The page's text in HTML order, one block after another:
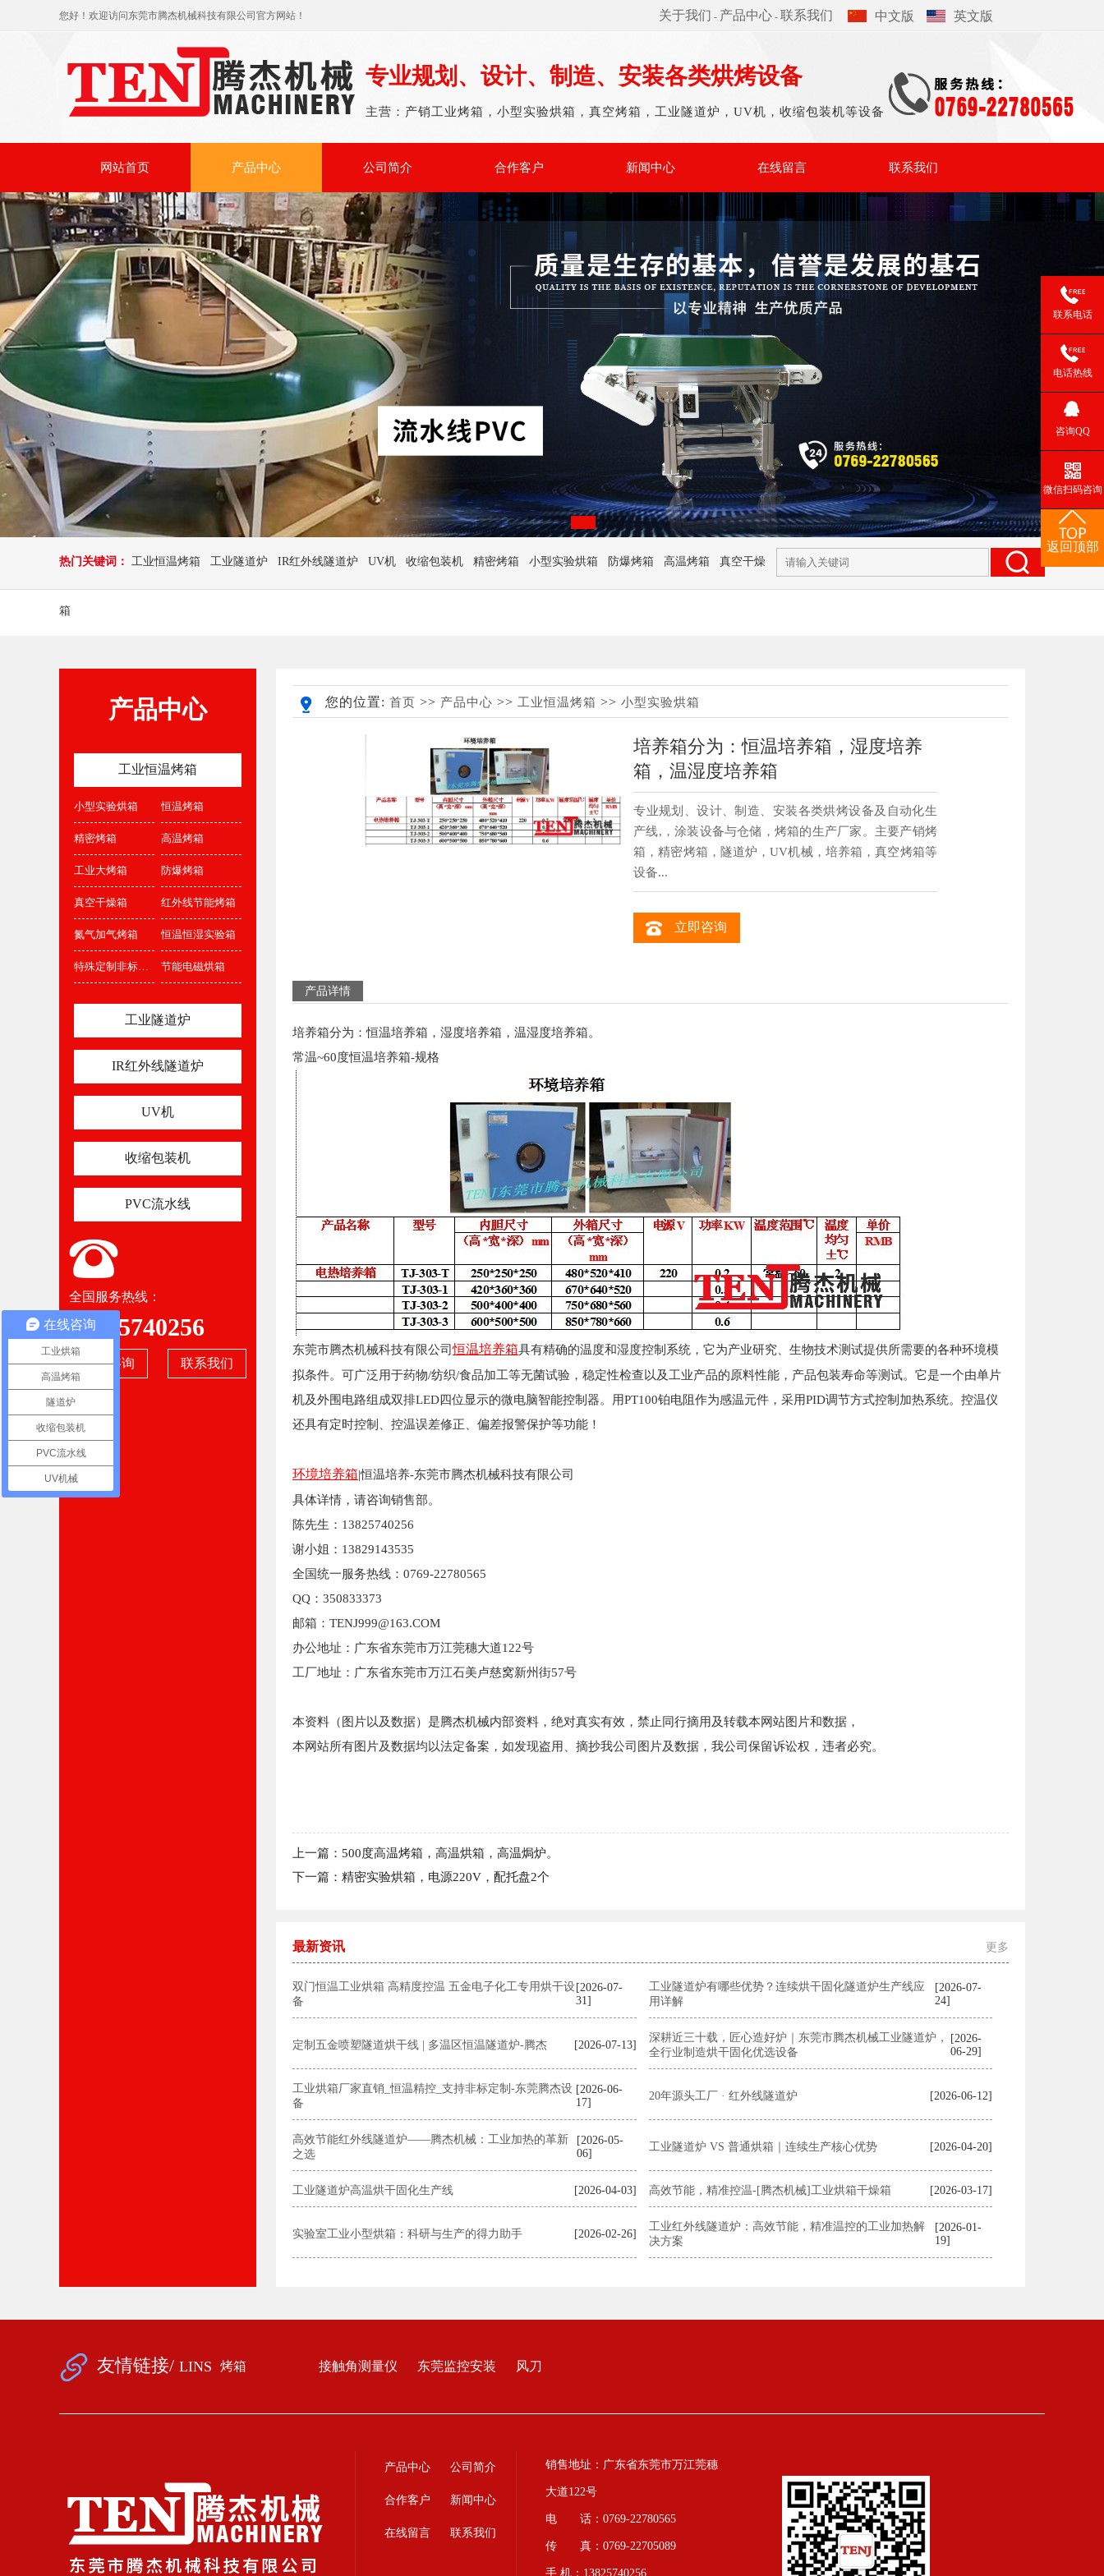
您好！欢迎访问东莞市腾杰机械科技有限公司官方网站！ 关于我们 - 产品中心 - 联系我们 中文版 英文版
专业规划、设计、制造、安装各类烘烤设备
主营：产销工业烤箱，小型实验烘箱，真空烤箱，工业隧道炉，UV机，收缩包装机等设备
网站首页 产品中心 公司简介 合作客户 新闻中心 在线留言 联系我们
热门关键词： 工业恒温烤箱 工业隧道炉 IR红外线隧道炉 UV机 收缩包装机 精密烤箱 小型实验烘箱 防爆烤箱 高温烤箱 真空干燥
箱
产品中心
工业恒温烤箱
小型实验烘箱 恒温烤箱
精密烤箱 高温烤箱
工业大烤箱 防爆烤箱
真空干燥箱 红外线节能烤箱
氮气加气烤箱 恒温恒湿实验箱
特殊定制非标烤箱 节能电磁烘箱
工业隧道炉
IR红外线隧道炉
UV机
收缩包装机
PVC流水线
全国服务热线：
13825740256
在线咨询 联系我们
您的位置: 首页 >> 产品中心 >> 工业恒温烤箱 >> 小型实验烘箱
培养箱分为：恒温培养箱，湿度培养
箱，温湿度培养箱
专业规划、设计、制造、安装各类烘烤设备及自动化生
产线,，涂装设备与仓储，烤箱的生产厂家。主要产销烤
箱，精密烤箱，隧道炉，UV机械，培养箱，真空烤箱等
设备...
立即咨询
产品详情
培养箱分为：恒温培养箱，湿度培养箱，温湿度培养箱。
常温~60度恒温培养箱-规格
东莞市腾杰机械科技有限公司恒温培养箱具有精确的温度和湿度控制系统，它为产业研究、生物技术测试提供所需要的各种环境模
拟条件。可广泛用于药物/纺织/食品加工等无菌试验，稳定性检查以及工业产品的原料性能，产品包装寿命等测试。它是一个由单片
机及外围电路组成双排LED四位显示的微电脑智能控制器。用PT100铂电阻作为感温元件，采用PID调节方式控制加热系统。控温仪
还具有定时控制、控温误差修正、偏差报警保护等功能！
环境培养箱|恒温培养-东莞市腾杰机械科技有限公司
具体详情，请咨询销售部。
陈先生：13825740256
谢小姐：13829143535
全国统一服务热线：0769-22780565
QQ：350833373
邮箱：TENJ999@163.COM
办公地址：广东省东莞市万江莞穗大道122号
工厂地址：广东省东莞市万江石美卢慈窝新州街57号
本资料（图片以及数据）是腾杰机械内部资料，绝对真实有效，禁止同行摘用及转载本网站图片和数据，
本网站所有图片及数据均以法定备案，如发现盗用、摘抄我公司图片及数据，我公司保留诉讼权，违者必究。
上一篇：500度高温烤箱，高温烘箱，高温焗炉。
下一篇：精密实验烘箱，电源220V，配托盘2个
最新资讯 更多
双门恒温工业烘箱 高精度控温 五金电子化工专用烘干设
备
[2026-07-
31]
工业隧道炉有哪些优势？连续烘干固化隧道炉生产线应
用详解
[2026-07-
24]
定制五金喷塑隧道烘干线 | 多温区恒温隧道炉-腾杰 [2026-07-13]
深耕近三十载，匠心造好炉｜东莞市腾杰机械工业隧道炉，
全行业制造烘干固化优选设备
[2026-
06-29]
工业烘箱厂家直销_恒温精控_支持非标定制-东莞腾杰设
备
[2026-06-
17]
20年源头工厂 · 红外线隧道炉 [2026-06-12]
高效节能红外线隧道炉——腾杰机械：工业加热的革新
之选
[2026-05-
06]
工业隧道炉 VS 普通烘箱｜连续生产核心优势 [2026-04-20]
工业隧道炉高温烘干固化生产线 [2026-04-03] 高效节能，精准控温-[腾杰机械]工业烘箱干燥箱 [2026-03-17]
实验室工业小型烘箱：科研与生产的得力助手 [2026-02-26]
工业红外线隧道炉：高效节能，精准温控的工业加热解
决方案
[2026-01-
19]
友情链接/ LINS 烤箱 接触角测量仪 东莞监控安装 风刀
产品中心 公司简介
合作客户 新闻中心
在线留言 联系我们
销售地址：广东省东莞市万江莞穗
大道122号
电 话：0769-22780565
传 真：0769-22705089
手 机：13825740256
联系电话
电话热线
咨询QQ
微信扫码咨询
返回顶部
在线咨询
工业烘箱
高温烤箱
隧道炉
收缩包装机
PVC流水线
UV机械